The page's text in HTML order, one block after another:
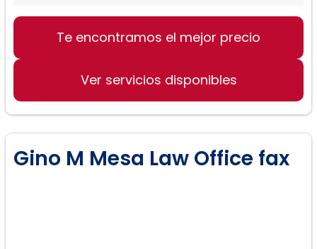
Te encontramos el mejor precio
Ver servicios disponibles
Gino M Mesa Law Office fax